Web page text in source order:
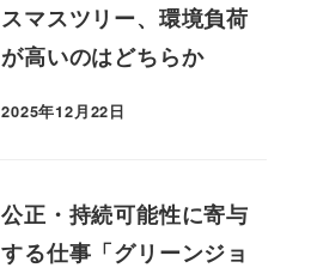
スマスツリー、環境負荷
が高いのはどちらか
2025年12月22日
公正・持続可能性に寄与
する仕事「グリーンジョ